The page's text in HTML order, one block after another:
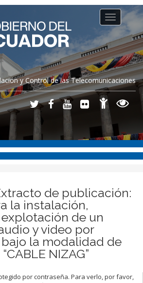
y Control de las Telecomunicaciones
Toggle
navigation
de publicación:
la instalación,
de un
y video por
la modalidad de
NIZAG”
por contraseña. Para verlo, por favor,